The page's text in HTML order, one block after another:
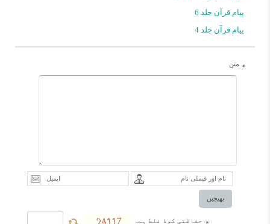
پیام قرآن جلد 6
پیام قرآن جلد 4
* متن
بھیجیں
حفاظتی کوڈ غلط ہے.